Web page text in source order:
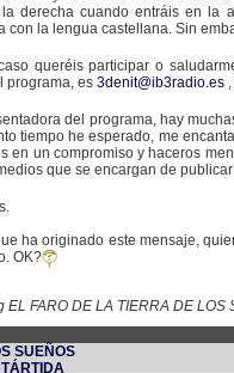
derecha cuando entráis en
con la lengua castellana. Sin
queréis participar o
programa, es 3denit@ib3radio.es
del programa, hay
tiempo he esperado, me
en un compromiso y haceros
que se encargan de
ha originado este mensaje,
OK?
FARO DE LA TIERRA DE LOS
SUEÑOS